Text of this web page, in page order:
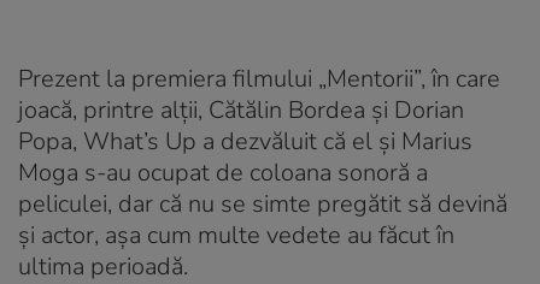
Prezent la premiera filmului „Mentorii”, în care
joacă, printre alții, Cătălin Bordea și Dorian
Popa, What’s Up a dezvăluit că el și Marius
Moga s-au ocupat de coloana sonoră a
peliculei, dar că nu se simte pregătit să devină
și actor, așa cum multe vedete au făcut în
ultima perioadă.